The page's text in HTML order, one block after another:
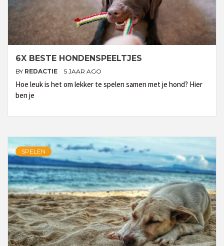
6X BESTE HONDENSPEELTJES
BY REDACTIE 5 JAAR AGO
Hoe leuk is het om lekker te spelen samen met je hond? Hier
ben je
SPELEN